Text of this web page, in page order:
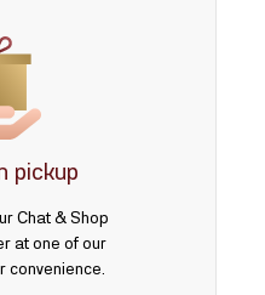
pickup
Chat & Shop
at one of our
convenience.